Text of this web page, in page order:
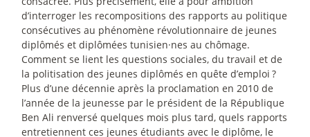
d’interroger les recompositions des rapports au politique
consécutives au phénomène révolutionnaire de jeunes
diplômés et diplômées tunisien·nes au chômage.
Comment se lient les questions sociales, du travail et de
la politisation des jeunes diplômés en quête d’emploi ?
Plus d’une décennie après la proclamation en 2010 de
l’année de la jeunesse par le président de la République
Ben Ali renversé quelques mois plus tard, quels rapports
entretiennent ces jeunes étudiants avec le diplôme, le